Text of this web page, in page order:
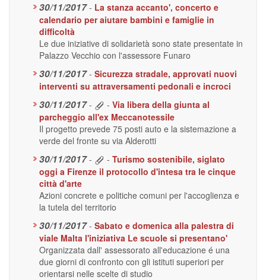
30/11/2017 - La stanza accanto', concerto e
calendario per aiutare bambini e famiglie in
difficoltà
Le due iniziative di solidarietà sono state presentate in
Palazzo Vecchio con l'assessore Funaro
30/11/2017 - Sicurezza stradale, approvati nuovi
interventi su attraversamenti pedonali e incroci
30/11/2017 - - Via libera della giunta al
parcheggio all'ex Meccanotessile
Il progetto prevede 75 posti auto e la sistemazione a
verde del fronte su via Alderotti
30/11/2017 - - Turismo sostenibile, siglato
oggi a Firenze il protocollo d'intesa tra le cinque
città d'arte
Azioni concrete e politiche comuni per l'accoglienza e
la tutela del territorio
30/11/2017 - Sabato e domenica alla palestra di
viale Malta l'iniziativa Le scuole si presentano'
Organizzata dall' assessorato all'educazione é una
due giorni di confronto con gli istituti superiori per
orientarsi nelle scelte di studio